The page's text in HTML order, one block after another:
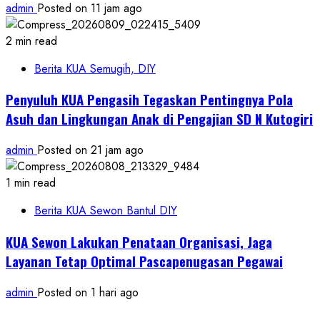
admin Posted on 11 jam ago
2 min read
Berita KUA Semugih, DIY
Penyuluh KUA Pengasih Tegaskan Pentingnya Pola
Asuh dan Lingkungan Anak di Pengajian SD N Kutogiri
admin Posted on 21 jam ago
1 min read
Berita KUA Sewon Bantul DIY
KUA Sewon Lakukan Penataan Organisasi, Jaga
Layanan Tetap Optimal Pascapenugasan Pegawai
admin Posted on 1 hari ago